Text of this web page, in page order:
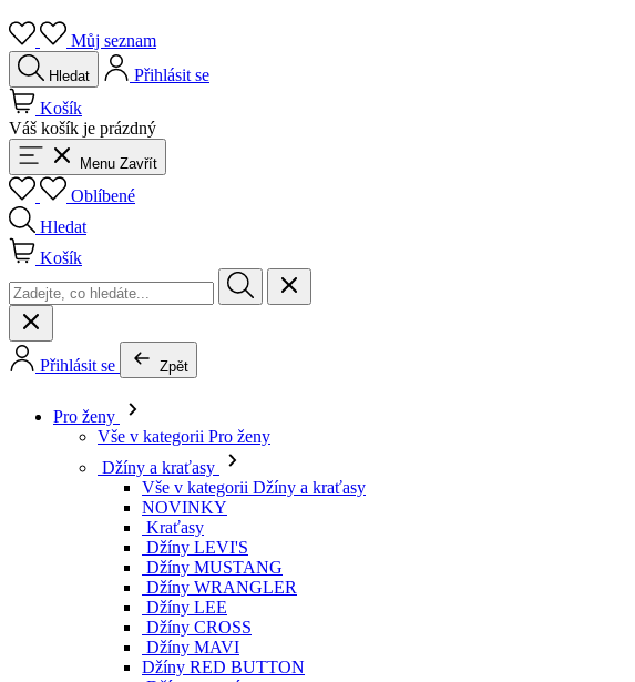
Můj seznam
Hledat
Přihlásit se
Košík
Váš košík je prázdný
Menu Zavřít
Oblíbené
Hledat
Košík
Přihlásit se Zpět
Pro ženy
Vše v kategorii Pro ženy
Džíny a kraťasy
Vše v kategorii Džíny a kraťasy
NOVINKY
Kraťasy
Džíny LEVI'S
Džíny MUSTANG
Džíny WRANGLER
Džíny LEE
Džíny CROSS
Džíny MAVI
Džíny RED BUTTON